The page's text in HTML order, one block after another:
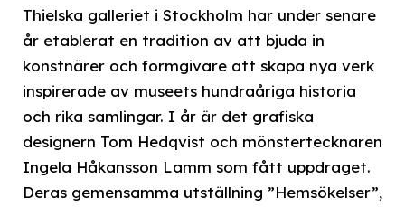
Thielska galleriet i Stockholm har under senare
år etablerat en tradition av att bjuda in
konstnärer och formgivare att skapa nya verk
inspirerade av museets hundraåriga historia
och rika samlingar. I år är det grafiska
designern Tom Hedqvist och mönstertecknaren
Ingela Håkansson Lamm som fått uppdraget.
Deras gemensamma utställning ”Hemsökelser”,